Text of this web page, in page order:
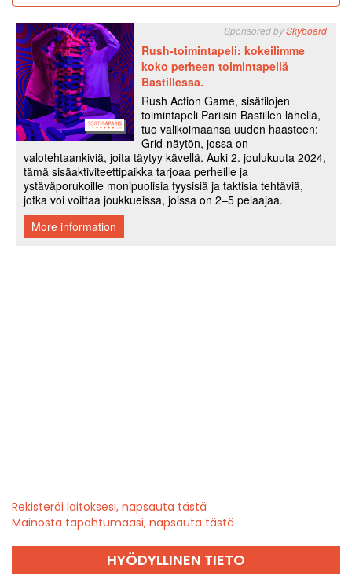
Rekisteröi laitoksesi, napsauta tästä
Mainosta tapahtumaasi, napsauta tästä
HYÖDYLLINEN TIETO